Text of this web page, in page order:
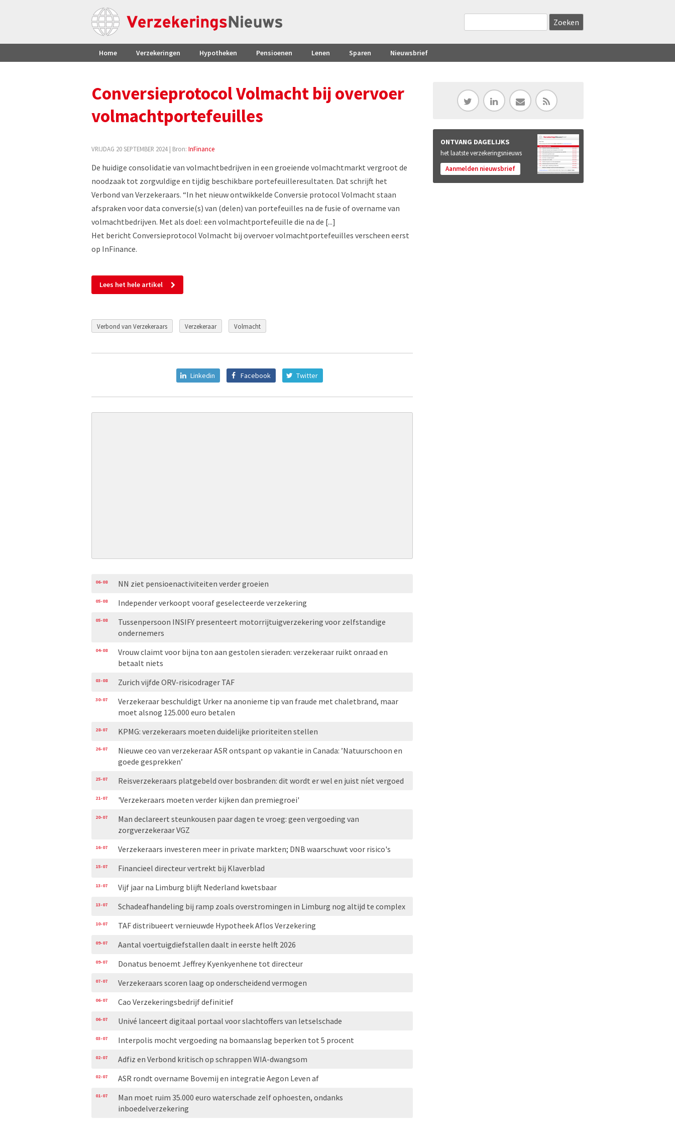
Home Verzekeringen Hypotheken Pensioenen Lenen Sparen Nieuwsbrief
Conversieprotocol Volmacht bij overvoer
volmachtportefeuilles
VRIJDAG 20 SEPTEMBER 2024 | Bron: InFinance
De huidige consolidatie van volmachtbedrijven in een groeiende volmachtmarkt vergroot de
noodzaak tot zorgvuldige en tijdig beschikbare portefeuilleresultaten. Dat schrijft het
Verbond van Verzekeraars. “In het nieuw ontwikkelde Conversie protocol Volmacht staan
afspraken voor data conversie(s) van (delen) van portefeuilles na de fusie of overname van
volmachtbedrijven. Met als doel: een volmachtportefeuille die na de [...]
Het bericht Conversieprotocol Volmacht bij overvoer volmachtportefeuilles verscheen eerst
op InFinance.
Lees het hele artikel
Verbond van Verzekeraars Verzekeraar Volmacht
Linkedin Facebook Twitter
06-08 NN ziet pensioenactiviteiten verder groeien
05-08 Independer verkoopt vooraf geselecteerde verzekering
05-08
Tussenpersoon INSIFY presenteert motorrijtuigverzekering voor zelfstandige
ondernemers
04-08
Vrouw claimt voor bijna ton aan gestolen sieraden: verzekeraar ruikt onraad en
betaalt niets
03-08 Zurich vijfde ORV-risicodrager TAF
30-07
Verzekeraar beschuldigt Urker na anonieme tip van fraude met chaletbrand, maar
moet alsnog 125.000 euro betalen
28-07 KPMG: verzekeraars moeten duidelijke prioriteiten stellen
26-07
Nieuwe ceo van verzekeraar ASR ontspant op vakantie in Canada: ’Natuurschoon en
goede gesprekken’
25-07 Reisverzekeraars platgebeld over bosbranden: dit wordt er wel en juist níet vergoed
21-07 'Verzekeraars moeten verder kijken dan premiegroei'
20-07
Man declareert steunkousen paar dagen te vroeg: geen vergoeding van
zorgverzekeraar VGZ
16-07 Verzekeraars investeren meer in private markten; DNB waarschuwt voor risico's
15-07 Financieel directeur vertrekt bij Klaverblad
13-07 Vijf jaar na Limburg blijft Nederland kwetsbaar
13-07 Schadeafhandeling bij ramp zoals overstromingen in Limburg nog altijd te complex
10-07 TAF distribueert vernieuwde Hypotheek Aflos Verzekering
09-07 Aantal voertuigdiefstallen daalt in eerste helft 2026
09-07 Donatus benoemt Jeffrey Kyenkyenhene tot directeur
07-07 Verzekeraars scoren laag op onderscheidend vermogen
06-07 Cao Verzekeringsbedrijf definitief
06-07 Univé lanceert digitaal portaal voor slachtoffers van letselschade
03-07 Interpolis mocht vergoeding na bomaanslag beperken tot 5 procent
02-07 Adfiz en Verbond kritisch op schrappen WIA-dwangsom
02-07 ASR rondt overname Bovemij en integratie Aegon Leven af
01-07
Man moet ruim 35.000 euro waterschade zelf ophoesten, ondanks
inboedelverzekering
ONTVANG DAGELIJKS
het laatste verzekeringsnieuws
Aanmelden nieuwsbrief